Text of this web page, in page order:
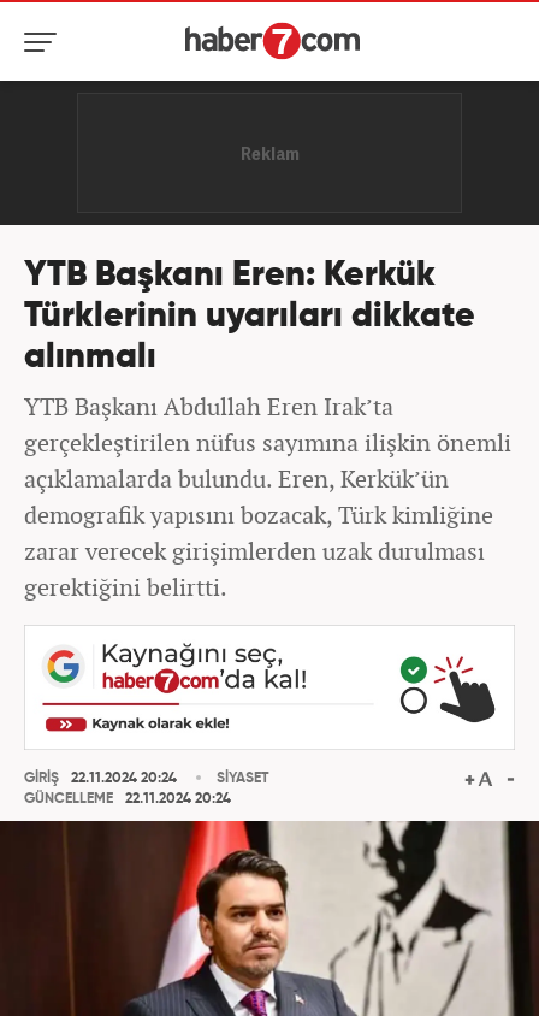
YTB Başkanı Eren: Kerkük
Türklerinin uyarıları dikkate
alınmalı
YTB Başkanı Abdullah Eren Irak’ta
gerçekleştirilen nüfus sayımına ilişkin önemli
açıklamalarda bulundu. Eren, Kerkük’ün
demografik yapısını bozacak, Türk kimliğine
zarar verecek girişimlerden uzak durulması
gerektiğini belirtti.
GİRİŞ
22.11.2024 20:24
GÜNCELLEME
22.11.2024 20:24
SİYASET